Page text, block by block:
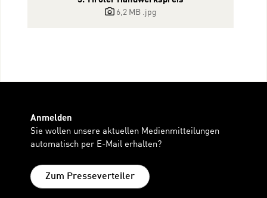
6,2 MB .jpg
Anmelden
Sie wollen unsere aktuellen Medienmitteilungen
automatisch per E-Mail erhalten?
Zum Presseverteiler